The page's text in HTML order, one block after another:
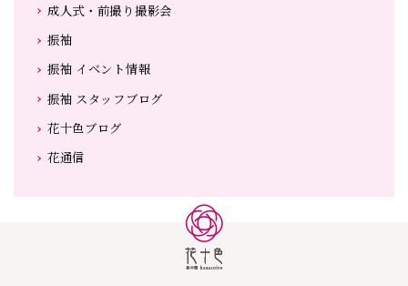
成人式・前撮り撮影会
振袖
振袖 イベント情報
振袖 スタッフブログ
花十色ブログ
花通信